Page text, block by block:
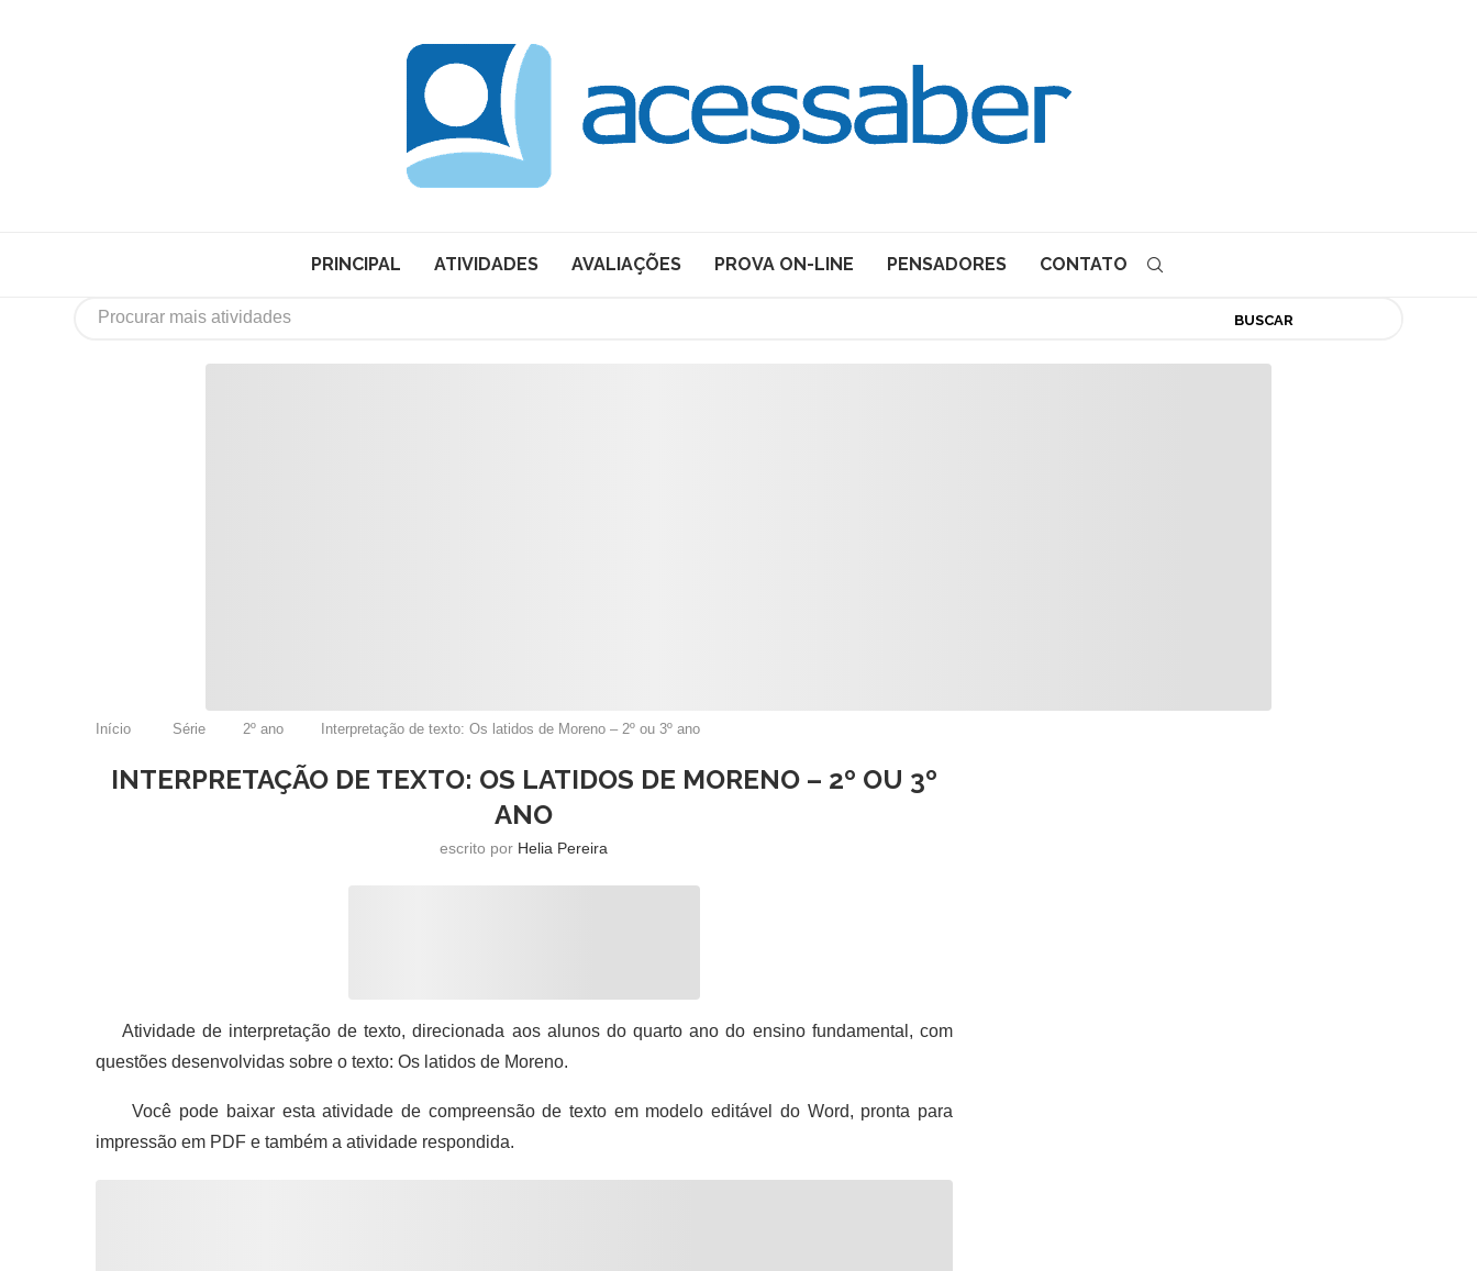
PRINCIPAL ATIVIDADES AVALIAÇÕES PROVA ON-LINE PENSADORES CONTATO
BUSCAR
Início Série 2º ano Interpretação de texto: Os latidos de Moreno – 2º ou 3º ano
INTERPRETAÇÃO DE TEXTO: OS LATIDOS DE MORENO – 2º OU 3º
ANO
escrito por Helia Pereira
Atividade de interpretação de texto, direcionada aos alunos do quarto ano do ensino fundamental, com
questões desenvolvidas sobre o texto: Os latidos de Moreno.
Você pode baixar esta atividade de compreensão de texto em modelo editável do Word, pronta para
impressão em PDF e também a atividade respondida.